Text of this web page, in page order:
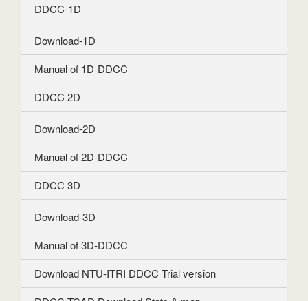
DDCC-1D
Download-1D
Manual of 1D-DDCC
DDCC 2D
Download-2D
Manual of 2D-DDCC
DDCC 3D
Download-3D
Manual of 3D-DDCC
Download NTU-ITRI DDCC Trial version